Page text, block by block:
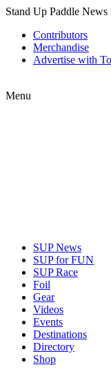
Stand Up Paddle
Contributors
Merchandise
Advertise with
Menu
SUP News
SUP for FUN
SUP Race
Foil
Gear
Videos
Events
Destinations
Directory
Shop